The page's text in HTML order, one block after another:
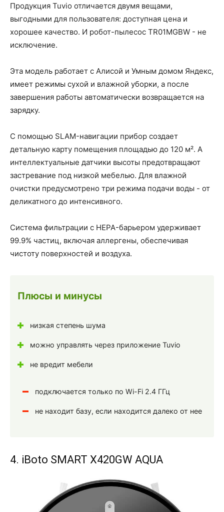
Продукция Tuvio отличается двумя вещами,
выгодными для пользователя: доступная цена и
хорошее качество. И робот-пылесос TR01MGBW - не
исключение.
Эта модель работает с Алисой и Умным домом Яндекс,
имеет режимы сухой и влажной уборки, а после
завершения работы автоматически возвращается на
зарядку.
С помощью SLAM-навигации прибор создает
детальную карту помещения площадью до 120 м². А
интеллектуальные датчики высоты предотвращают
застревание под низкой мебелью. Для влажной
очистки предусмотрено три режима подачи воды - от
деликатного до интенсивного.
Система фильтрации с HEPA-барьером удерживает
99.9% частиц, включая аллергены, обеспечивая
чистоту поверхностей и воздуха.
Плюсы и минусы
низкая степень шума
можно управлять через приложение Tuvio
не вредит мебели
подключается только по Wi-Fi 2.4 ГГц
не находит базу, если находится далеко от нее
4. iBoto SMART Х420GW AQUA